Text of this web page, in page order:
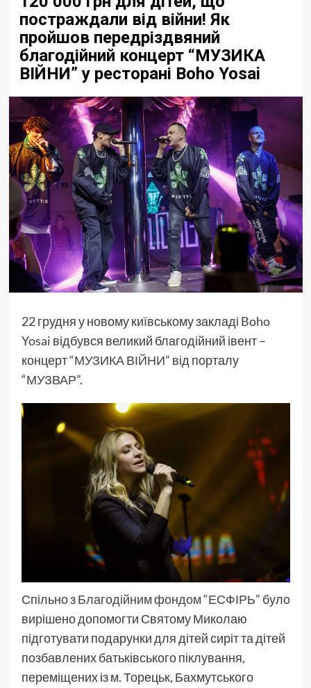
постраждали від війни! Як
пройшов передріздвяний
благодійний концерт “МУЗИКА
ВІЙНИ” у ресторані Boho Yosai
22 грудня у новому київському закладі Boho
Yosai відбувся великий благодійний івент –
концерт“МУЗИКА ВІЙНИ” від порталу
“МУЗВАР”.
Спільно зБлагодійним фондом “ЕСФІРЬ” було
вирішено допомогти Святому Миколаю
підготувати подарунки для дітей сиріт та дітей
позбавлених батьківського піклування,
переміщених із м. Торецьк, Бахмутського